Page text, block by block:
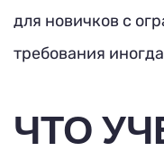
для новичков с
требования
ЧТО